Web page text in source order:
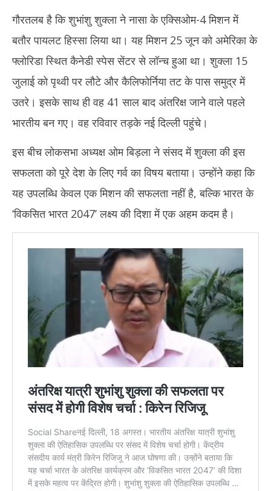
गौरतलब है कि शुभांशु शुक्ला ने नासा के एक्सिओम-4 मिशन में
बतौर पायलट हिस्सा लिया था। यह मिशन 25 जून को अमेरिका के
फ्लोरिडा स्थित कैनेडी स्पेस सेंटर से लॉन्च हुआ था। शुक्ला 15
जुलाई को पृथ्वी पर लौटे और कैलिफोर्निया तट के पास समुद्र में
उतरे। इसके साथ ही वह 41 साल बाद अंतरिक्ष जाने वाले पहले
भारतीय बन गए। वह रविवार तड़के नई दिल्ली पहुंचे।
इस बीच लोकसभा अध्यक्ष ओम बिड़ला ने संसद में शुक्ला की इस
सफलता को पूरे देश के लिए गर्व का विषय बताया। उन्होंने कहा कि
यह उपलब्धि केवल एक मिशन की सफलता नहीं है, बल्कि भारत के
‘विकसित भारत 2047’ लक्ष्य की दिशा में एक अहम कदम है।